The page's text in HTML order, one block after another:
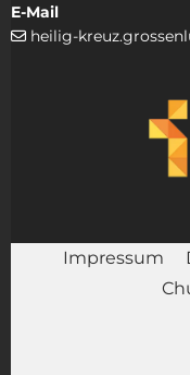
E-Mail
 heilig-
Impressum